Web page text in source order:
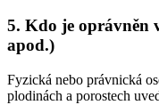
5. Kdo je oprávněn
apod.)
Fyzická nebo právnická
plodinách a porostech